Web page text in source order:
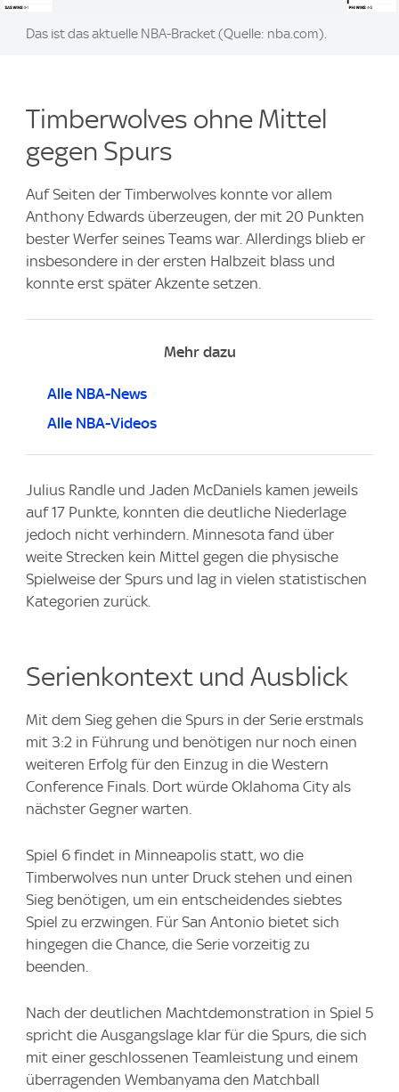
Image:
Das ist das aktuelle NBA-Bracket (Quelle: nba.com).
Timberwolves ohne Mittel
gegen Spurs
Auf Seiten der Timberwolves konnte vor allem
Anthony Edwards überzeugen, der mit 20 Punkten
bester Werfer seines Teams war. Allerdings blieb er
insbesondere in der ersten Halbzeit blass und
konnte erst später Akzente setzen.
Mehr dazu
Alle NBA-News
Alle NBA-Videos
Julius Randle und Jaden McDaniels kamen jeweils
auf 17 Punkte, konnten die deutliche Niederlage
jedoch nicht verhindern. Minnesota fand über
weite Strecken kein Mittel gegen die physische
Spielweise der Spurs und lag in vielen statistischen
Kategorien zurück.
Serienkontext und Ausblick
Mit dem Sieg gehen die Spurs in der Serie erstmals
mit 3:2 in Führung und benötigen nur noch einen
weiteren Erfolg für den Einzug in die Western
Conference Finals. Dort würde Oklahoma City als
nächster Gegner warten.
Spiel 6 findet in Minneapolis statt, wo die
Timberwolves nun unter Druck stehen und einen
Sieg benötigen, um ein entscheidendes siebtes
Spiel zu erzwingen. Für San Antonio bietet sich
hingegen die Chance, die Serie vorzeitig zu
beenden.
Nach der deutlichen Machtdemonstration in Spiel 5
spricht die Ausgangslage klar für die Spurs, die sich
mit einer geschlossenen Teamleistung und einem
überragenden Wembanyama den Matchball